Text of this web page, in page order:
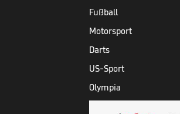
Fußball
Motorsport
Darts
US-Sport
Olympia